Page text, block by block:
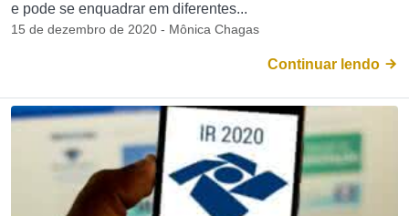
e pode se enquadrar em diferentes...
15 de dezembro de 2020 - Mônica Chagas
Continuar lendo